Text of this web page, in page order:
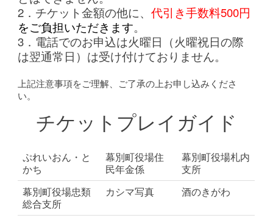
2．チケット金額の他に、代引き手数料500円
をご負担いただきます。
3．電話でのお申込は火曜日（火曜祝日の際
は翌通常日）は受け付けておりません。
上記注意事項をご理解、ご了承の上お申し込みくださ
い。
チケットプレイガイド
ぷれいおん・と
かち
幕別町役場住
民年金係
幕別町役場札内
支所
幕別町役場忠類
総合支所
カシマ写真 酒のきがわ